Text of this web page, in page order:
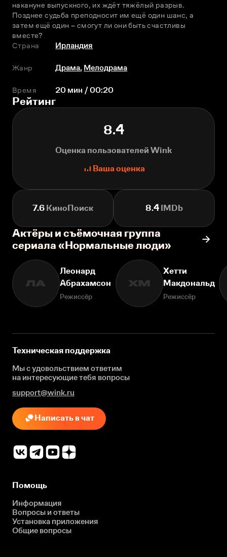
накануне выпускного, их ждёт тяжёлый разрыв.
Позднее судьба преподносит им ещё один шанс, а
затем ещё один – смогут ли они быть счастливы
вместе?
Страна
Ирландия
Жанр Драма, Мелодрама
Время 20 мин / 00:20
Рейтинг
8.4
Оценка пользователей Wink
Ваша оценка
7.6 КиноПоиск 8.4 IMDb
Актёры и съёмочная группа
сериала «Нормальные люди»
ЛА
Леонард
Абрахамсон
Режиссёр
ХМ
Хетти
Макдональд
Режиссёр
Техническая поддержка
Мы с удовольствием ответим
на интересующиетебя вопросы
support@wink.ru
Написать в чат
Помощь
Информация
Вопросы и ответы
Установка приложения
Общие вопросы